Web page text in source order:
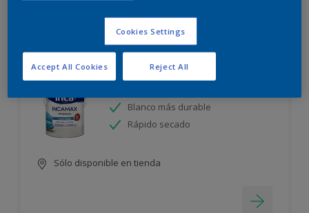
Blanco más durable
Rápido secado
Sólo disponible en tienda
Cookies Settings
Reject All
Accept All Cookies